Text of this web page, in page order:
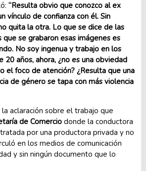
“Resulta obvio que conozco al ex
vínculo de confianza con él. Sin
quita la otra. Lo que se dice de las
que se grabaron esas imágenes es
No soy ingenua y trabajo en los
20 años, ahora, ¿no es una obviedad
el foco de atención? ¿Resulta que una
de género se tapa con más violencia
aclaración sobre el trabajo que
de Comerciodonde la conductora
por una productora privada y no
en los medios de comunicación
y sin ningún documento que lo